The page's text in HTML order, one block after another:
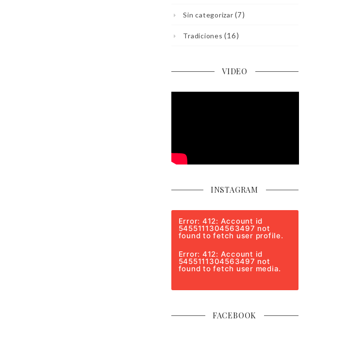
Sin categorizar (7)
Tradiciones (16)
VIDEO
INSTAGRAM
Error: 412: Account id
5455111304563497 not
found to fetch user profile.
Error: 412: Account id
5455111304563497 not
found to fetch user media.
FACEBOOK